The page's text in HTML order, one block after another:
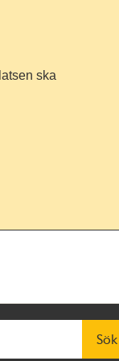
ska
Sök